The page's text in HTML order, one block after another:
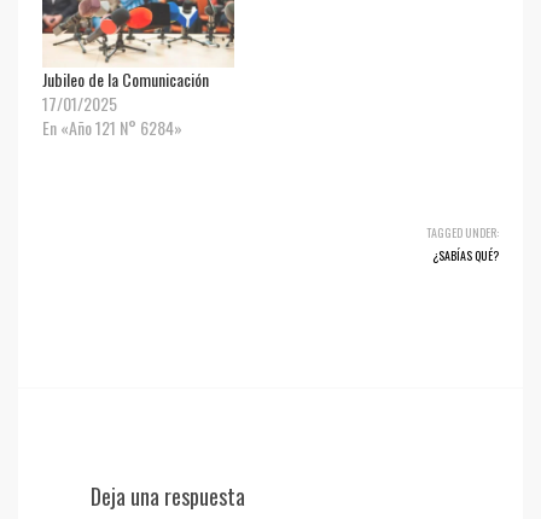
Jubileo de la Comunicación
17/01/2025
En «Año 121 N° 6284»
TAGGED UNDER:
¿SABÍAS QUÉ?
Deja una respuesta